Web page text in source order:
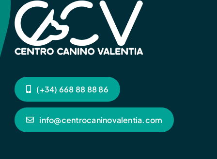
(+34) 668 88 88 86
info@centrocaninovalentia.com